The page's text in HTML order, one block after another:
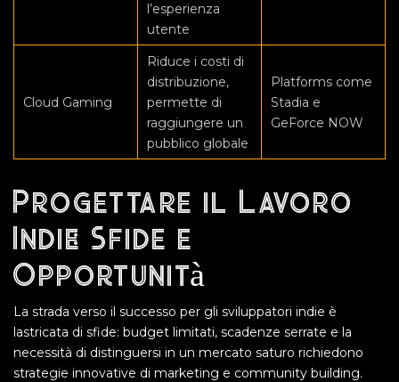
l’esperienza
utente
Cloud Gaming
Riduce i costi di
distribuzione,
permette di
raggiungere un
pubblico globale
Platforms come
Stadia e
GeForce NOW
Progettare il Lavoro
Indie: Sfide e
Opportunità
La strada verso il successo per gli sviluppatori indie è
lastricata di sfide: budget limitati, scadenze serrate e la
necessità di distinguersi in un mercato saturo richiedono
strategie innovative di marketing e community building.